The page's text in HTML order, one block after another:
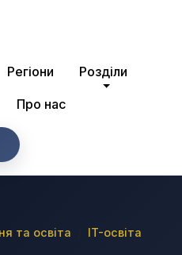
Регіони Розділи
Про нас
та освіта
IT-освіта